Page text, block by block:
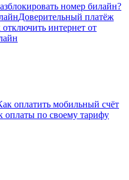
номер билайн?
Доверительный платёж
отключить интернет от
оплатить мобильный счёт
оплаты по своему тарифу